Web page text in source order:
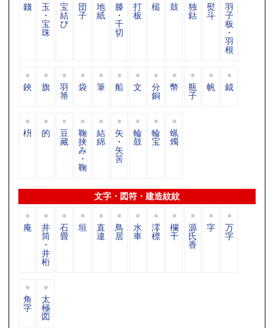
錢 玉
・
宝
珠
宝
結
び
団
子
地
紙
滕
・
千
切
打
板
槌 鼓 独
鈷
熨
斗
羽
子
板
・
羽
根
鋏 旗 羽
箒
袋 筆 船 文 分
銅
幣 瓶
子
帆 鉞
枡 的 豆
藏
鞠
挟
み
・
鞠
結
綿
矢
・
矢
筈
輪
鼓
輪
宝
蝋
燭
文字・図符・建造紋紋
庵 井
筒
・
井
桁
石
畳
垣 直
違
鳥
居
水
車
澪
標
欄
干
源
氏
香
字 万
字
角
字
太
極
図